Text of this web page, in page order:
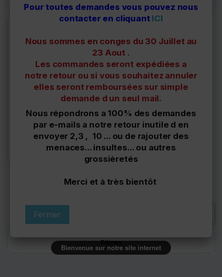
Pare boue avant gauche
Peugeot 308
27,00 €
Délais à confirmer
Affichage 1-3 de 3 article(s)
Filtres
Pour toutes demandes vous pouvez nous
contacter en cliquant ICI
Nous sommes en conges du 30 Juillet au
23 Aout .
Les commandes seront expédiées a
notre retour ou si vous souhaitez annuler
elles seront remboursées sur simple
demande d un seul mail.
Nous répondrons a 100% des demandes
par e-mails a notre retour inutile d en
envoyer 2,3 , 10 ... ou de rajouter des
menaces... insultes... ou autres
grossièretés
Merci et à très bientôt
Fermer
Bienvenue sur notre site internet